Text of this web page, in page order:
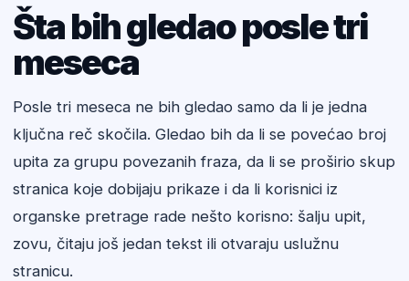
Šta bih gledao posle tri
meseca
Posle tri meseca ne bih gledao samo da li je jedna
ključna reč skočila. Gledao bih da li se povećao broj
upita za grupu povezanih fraza, da li se proširio skup
stranica koje dobijaju prikaze i da li korisnici iz
organske pretrage rade nešto korisno: šalju upit,
zovu, čitaju još jedan tekst ili otvaraju uslužnu
stranicu.